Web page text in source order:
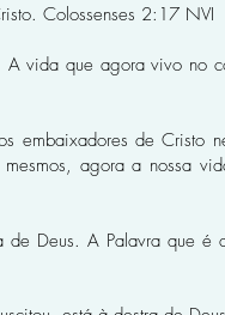
Colossenses 2:17 NVI
A vida que agora vivo no
embaixadores de Cristo
mesmos, agora a nossa
Deus. A Palavra que é